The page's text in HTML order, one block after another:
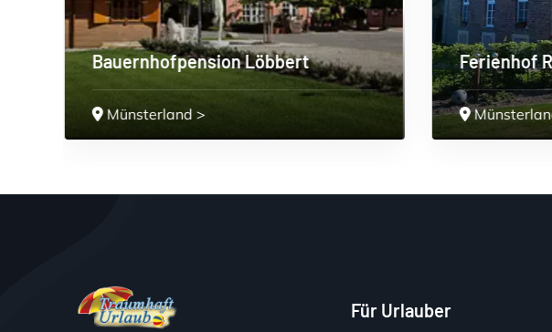
Ferienhof Rotthege
Münsterland
4
Für Urlauber